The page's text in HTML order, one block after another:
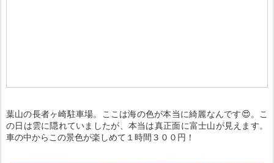
葉山の長者ヶ崎駐車場。ここは海の色が本当に綺麗なんです😍。こ
の日は雲に隠れていましたが、本当は真正面に富士山が見えます。
車の中からこの景色が楽しめて１時間３００円！